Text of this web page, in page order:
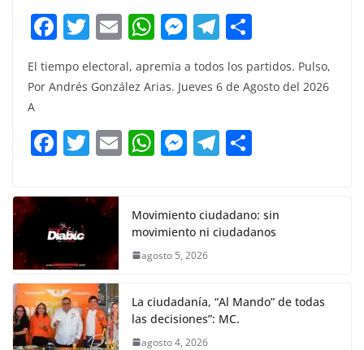
F
c
b
o
k
T
w
itt
E
m
ai
W
at
A
p
M
ss
n
g
T
el
e
a
m
m
p
El tiempo electoral, apremia a todos los partidos. Pulso,
Por Andrés González Arias. Jueves 6 de Agosto del 2026
A
F
c
e
b
o
o
k
T
itt
er
E W
s
A
p
M
e
n
er
T
gr
a
p
ar
Movimiento ciudadano: sin
movimiento ni ciudadanos
agosto 5, 2026
La ciudadanía, “Al Mando” de todas
las decisiones”: MC.
agosto 4, 2026